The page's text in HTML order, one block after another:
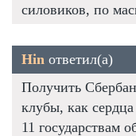
силовиков, по
Hin ответил(а)
Получить
клубы, как
11 государствам